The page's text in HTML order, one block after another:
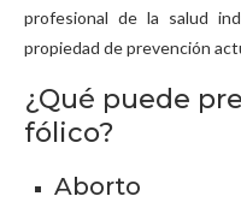
profesional de la salud
propiedad de prevención
¿Qué puede
fólico?
Aborto